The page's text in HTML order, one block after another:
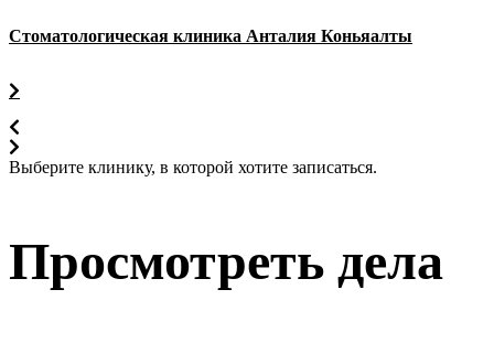
Стоматологическая клиника Анталия Коньяалты
Выберите клинику, в которой хотите записаться.
Просмотреть дела